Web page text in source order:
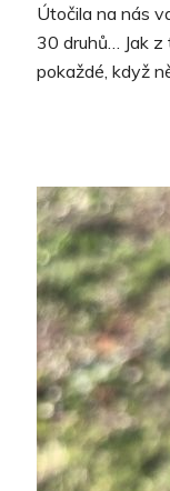
Útočila na nás
30 druhů… Jak
pokaždé, když